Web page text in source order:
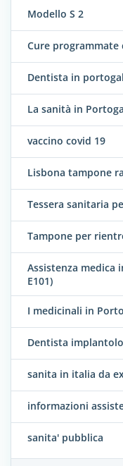
Modello S 2
Cure programmate
Dentista in
La sanità in
vaccino covid 19
Lisbona tampone
Tessera sanitaria
Tampone per
Assistenza medica
E101)
I medicinali in
Dentista
sanita in italia da
informazioni
sanita' pubblica